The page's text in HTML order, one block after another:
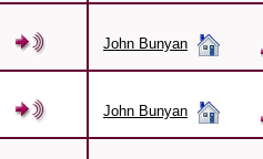
John Bunyan
John Bunyan